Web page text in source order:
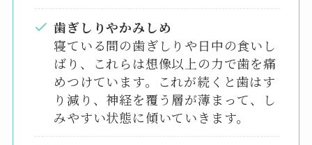
歯ぎしりやかみしめ
寝ている間の歯ぎしりや日中の食いし
ばり、これらは想像以上の力で歯を痛
めつけています。これが続くと歯はす
り減り、神経を覆う層が薄まって、し
みやすい状態に傾いていきます。